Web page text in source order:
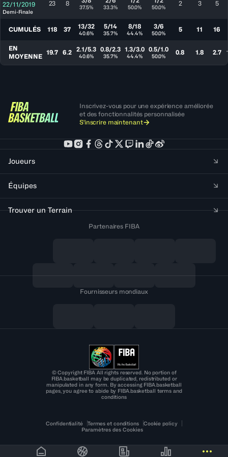
22/11/2019
Demi-Finale
23 8 37.5% 33.3% 50.0% 50.0% 2 3 5
CUMULÉS 118 37 13/32
40.6%
5/14
35.7%
8/18
44.4%
3/6
50.0% 5 11 16
EN
MOYENNE
19.7 6.2 2.1/5.3
40.6%
0.8/2.3
35.7%
1.3/3.0
44.4%
0.5/1.0
50.0% 0.8 1.8 2.7
Inscrivez-vous pour une expérience améliorée
et des fonctionnalités personnalisée
S'inscrire maintenant
Joueurs
Équipes
Trouver un Terrain
Partenaires FIBA
Fournisseurs mondiaux
© Copyright FIBA All rights reserved. No portion of
FIBA.basketball may be duplicated, redistributed or
manipulated in any form. By accessing FIBA.basketball
pages, you agree to abide by FIBA.basketball terms and
conditions
Confidentialité Termes et conditions
Cookie policy
Paramètres des Cookies